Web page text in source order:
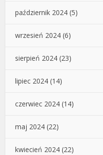
październik 2024 (5)
wrzesień 2024 (6)
sierpień 2024 (23)
lipiec 2024 (14)
czerwiec 2024 (14)
maj 2024 (22)
kwiecień 2024 (22)